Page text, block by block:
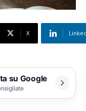
X
su Google